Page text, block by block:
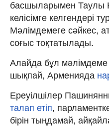
басшыларымен Таулы
келісімге келгендері
Мәлімдемеге сәйкес,
соғыс тоқтатылады.
Алайда бұл мәлімдеме
шықпай, Арменияда
Ереуілшілер
талап етіп,
бірін тыңдамай,